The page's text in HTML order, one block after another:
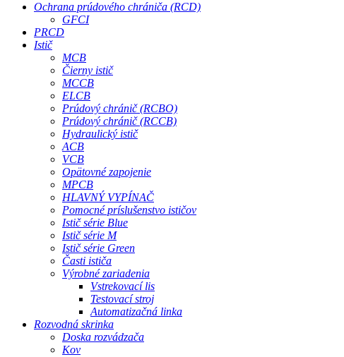
Ochrana prúdového chrániča (RCD)
GFCI
PRCD
Istič
MCB
Čierny istič
MCCB
ELCB
Prúdový chránič (RCBO)
Prúdový chránič (RCCB)
Hydraulický istič
ACB
VCB
Opätovné zapojenie
MPCB
HLAVNÝ VYPÍNAČ
Pomocné príslušenstvo ističov
Istič série Blue
Istič série M
Istič série Green
Časti ističa
Výrobné zariadenia
Vstrekovací lis
Testovací stroj
Automatizačná linka
Rozvodná skrinka
Doska rozvádzača
Kov